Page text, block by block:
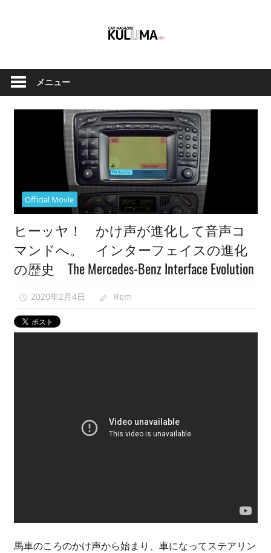
ツ
Car
Magazine
Kuluma.jp
ル
マ
と
フ
シ
ャ
ル
像
紹
介
メニュー
Official Movie
ヒーッヤ！ かけ声が進化して音声コ
マンドへ。 インターフェイスの進化
の歴史 The Mercedes-Benz Interface Evolution
2020年2月4日 Rem
馬車のころのかけ声から始まり、車になってステアリン